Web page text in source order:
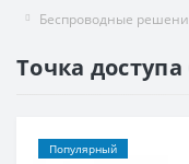
Беспроводные
Точка доступа
Популярный